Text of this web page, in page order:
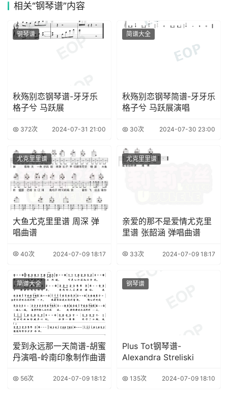
相关“钢琴谱”内容
钢琴谱
秋殇别恋钢琴谱-牙牙乐
格子兮 马跃展
372次 2024-07-31 21:00
简谱大全
秋殇别恋钢琴简谱-牙牙乐
格子兮 马跃展演唱
30次 2024-07-30 23:00
尤克里里谱
大鱼尤克里里谱 周深 弹
唱曲谱
40次 2024-07-09 18:17
尤克里里谱
亲爱的那不是爱情尤克里
里谱 张韶涵 弹唱曲谱
33次 2024-07-09 18:17
简谱大全
爱到永远那一天简谱-胡蜜
丹演唱-岭南印象制作曲谱
56次 2024-07-09 18:12
钢琴谱
Plus Tot钢琴谱-
Alexandra Streliski
135次 2024-07-09 18:10